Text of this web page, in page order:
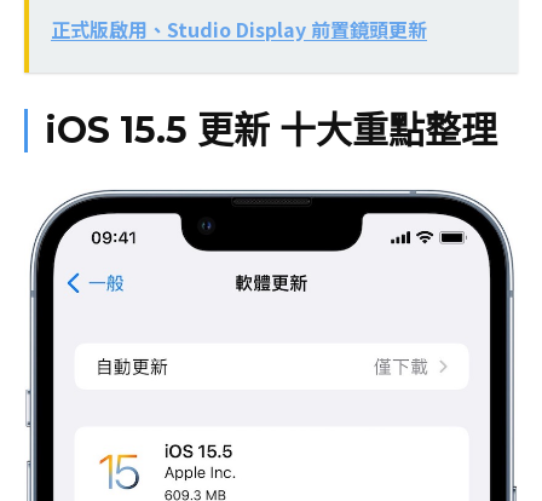
正式版啟用、Studio Display 前置鏡頭更新
iOS 15.5 更新 十大重點整理